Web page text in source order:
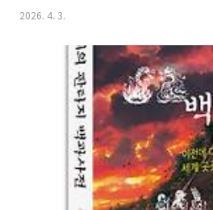
을 재개하고 미국을 타격할 수 있는 미사일을
숨겼다고 발표했습니다. 2월 27일 오만 외무
중단과 IAEA 완전 사찰에 동의하는 '돌파구'
다. 이 내용이 트럼프와 IAEA의 말이나 발표
면에서 외교의 시계가 돌아가고 있었기 때문
숙제인 평화가 손에 닿을 거리에 있는 듯 보
2026. 4. 3.